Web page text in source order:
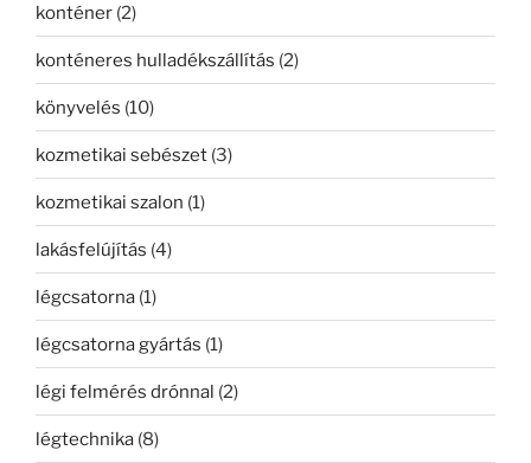
konténer (2)
konténeres hulladékszállítás (2)
könyvelés (10)
kozmetikai sebészet (3)
kozmetikai szalon (1)
lakásfelújítás (4)
légcsatorna (1)
légcsatorna gyártás (1)
légi felmérés drónnal (2)
légtechnika (8)